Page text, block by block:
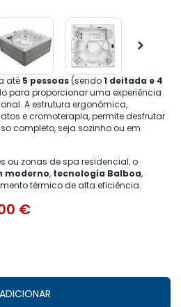
até 5 pessoas(sendo1 deitada e 4
para proporcionar uma experiência
A estrutura ergonómica,
e cromoterapia, permite desfrutar
completo, seja sozinho ou em
ou zonas de spa residencial, o
moderno, tecnologia Balboa,
térmico de alta eficiência.
€
ADICIONAR